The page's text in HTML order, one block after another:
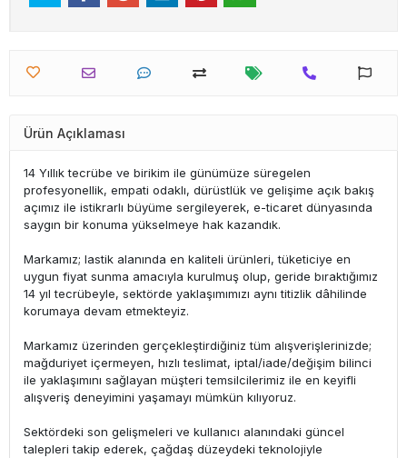
Ürün Açıklaması
14 Yıllık tecrübe ve birikim ile günümüze süregelen
profesyonellik, empati odaklı, dürüstlük ve gelişime açık bakış
açımız ile istikrarlı büyüme sergileyerek, e-ticaret dünyasında
saygın bir konuma yükselmeye hak kazandık.
Markamız; lastik alanında en kaliteli ürünleri, tüketiciye en
uygun fiyat sunma amacıyla kurulmuş olup, geride bıraktığımız
14 yıl tecrübeyle, sektörde yaklaşımımızı aynı titizlik dâhilinde
korumaya devam etmekteyiz.
Markamız üzerinden gerçekleştirdiğiniz tüm alışverişlerinizde;
mağduriyet içermeyen, hızlı teslimat, iptal/iade/değişim bilinci
ile yaklaşımını sağlayan müşteri temsilcilerimiz ile en keyifli
alışveriş deneyimini yaşamayı mümkün kılıyoruz.
Sektördeki son gelişmeleri ve kullanıcı alanındaki güncel
talepleri takip ederek, çağdaş düzeydeki teknolojiyle